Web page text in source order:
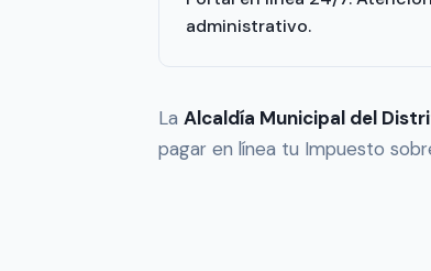
administrativo.
La Alcaldía Municipal del
pagar en línea tu Impuesto